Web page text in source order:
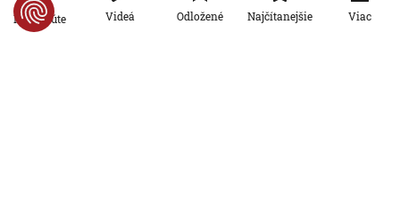
5. 8. 2026, 19:08:24
Po minúte Videá Odložené Najčítanejšie Viac